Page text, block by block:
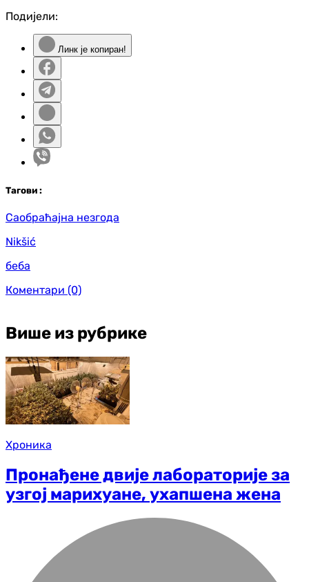
Подијели:
Линк је копиран!
Тагови :
Саобраћајна незгода
Nikšić
беба
Коментари (0)
Више из рубрике
Хроника
Пронађене двије лабораторије за
узгој марихуане, ухапшена жена